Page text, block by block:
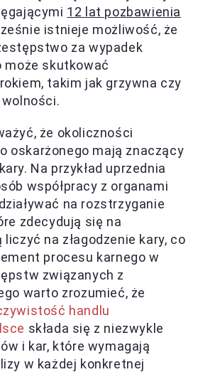
12 lat pozbawienia
istnieje możliwość, że
za wypadek
może skutkować
takim jak grzywna czy
że okoliczności
oskarżonego mają znaczący
Na przykład uprzednia
współpracy z organami
na rozstrzyganie
zdecydują się na
liczyć na złagodzenie kary, co
procesu karnego w
związanych z
warto zrozumieć, że
handlu
składa się z niezwykle
i kar, które wymagają
w każdej konkretnej